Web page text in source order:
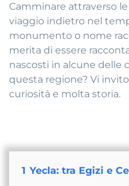
Camminare attraverso
viaggio indietro nel
monumento o nome
merita di essere
nascosti in alcune delle
questa regione? Vi
curiosità e molta storia.
1 Yecla: tra Egizi e